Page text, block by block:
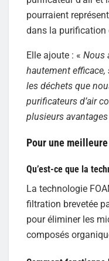
pourraient
dans la purification
Elle ajoute : « Nous
hautement
les déchets que
purificateurs d’air
plusieurs
Pour une
Qu’est-ce que la
La technologie
filtration brevetée
pour éliminer les
composés